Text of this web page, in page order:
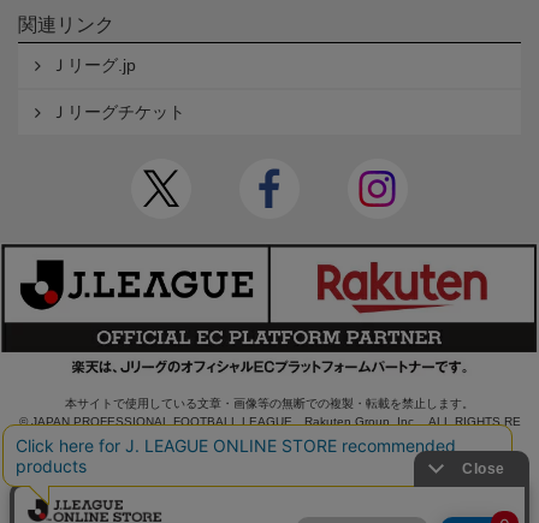
関連リンク
Ｊリーグ.jp
Ｊリーグチケット
本サイトで使用している文章・画像等の無断での複製・転載を禁止します。
© JAPAN PROFESSIONAL FOOTBALL LEAGUE Rakuten Group, Inc. ALL RIGHTS RE
SERVED.